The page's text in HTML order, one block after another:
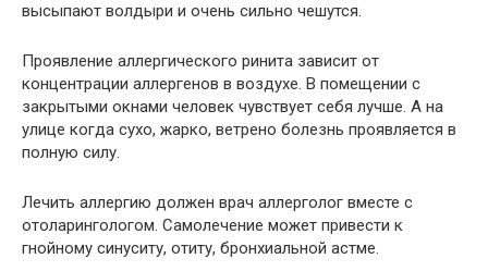
высыпают волдыри и очень сильно чешутся.
Проявление аллергического ринита зависит от
концентрации аллергенов в воздухе. В помещении с
закрытыми окнами человек чувствует себя лучше. А на
улице когда сухо, жарко, ветрено болезнь проявляется в
полную силу.
Лечить аллергию должен врач аллерголог вместе с
отоларингологом. Самолечение может привести к
гнойному синуситу, отиту, бронхиальной астме.